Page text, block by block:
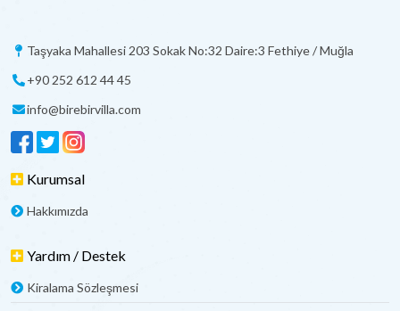
Taşyaka Mahallesi 203 Sokak No:32 Daire:3 Fethiye / Muğla
+90 252 612 44 45
info@birebirvilla.com
Kurumsal
Hakkımızda
Yardım / Destek
Kiralama Sözleşmesi